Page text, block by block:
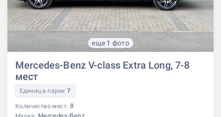
еще 1 фото
Mercedes-Benz V-class Extra Long, 7-8
мест
Единиц в парке:7
Количество мест: 8